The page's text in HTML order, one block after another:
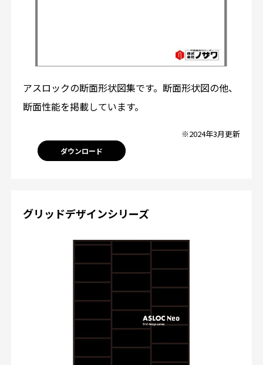
アスロックの断面形状図集です。断面形状図の他、
断面性能を掲載しています。
※2024年3月更新
ダウンロード
グリッドデザインシリーズ